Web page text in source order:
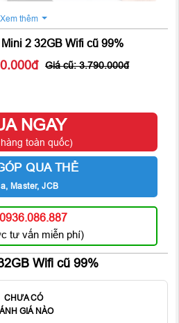
Retina kích thước 7.9 inch với độ
cùng mật độ điểm ảnh lên tới 324
cao, hình ảnh sống động, sắc nét
trong môi trường ánh sáng. Với độ
TV HD tiên tiến trên thị trường,
tuyệt đẹp, cho người dùng cảm
bao giờ hết.
Apple A7 64 bit
Xem thêm
2 32GB Wifi cũ 99%
3.790.000
NGAY
toàn quốc)
QUA THẺ
Master, JCB
0936.086.887
tư vấn miễn phí)
Wifi cũ 99%
CHƯA CÓ
GIÁ NÀO